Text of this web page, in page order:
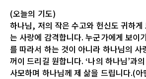
(오늘의 기도)
하나님, 저의 작은 수고와 헌신도 귀하게
는 사랑에 감격합니다. 누군가에게 보이
를 따라서 하는 것이 아니라 하나님의 사
꺼이 드리길 원합니다. ‘나의 하나님’과
사모하며 하나님께 제 삶을 드립니다.(아